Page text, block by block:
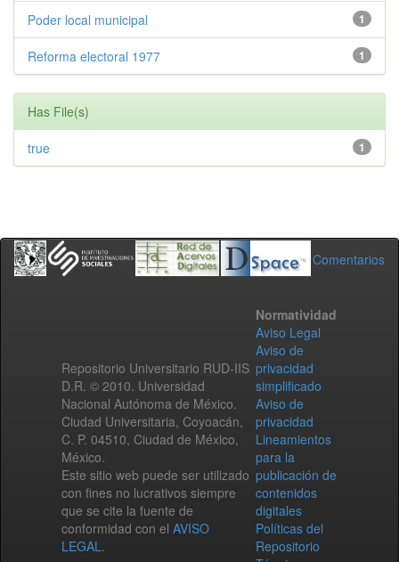
1
Poder local municipal
1
Reforma electoral 1977
Has File(s)
1
true
Comentarios
Repositorio Universitario RUD-IIS
D.R. © 2010. Universidad
Nacional Autónoma de México.
Ciudad Universitaria, Coyoacán,
C. P. 04510, Ciudad de México,
México.
Este sitio web puede ser utilizado
con fines no lucrativos siempre
que se cite la fuente de
conformidad con el AVISO
LEGAL.
Normatividad
Aviso Legal
Aviso de
privacidad
simplificado
Aviso de
privacidad
Lineamientos
para la
publicación de
contenidos
digitales
Políticas del
Repositorio